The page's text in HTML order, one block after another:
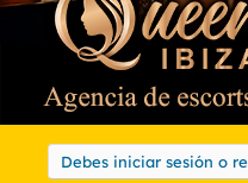
Debes iniciar sesión o